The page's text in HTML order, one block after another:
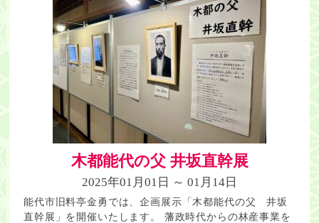
木都能代の父 井坂直幹展
2025年01月01日 ～ 01月14日
能代市旧料亭金勇では、企画展示「木都能代の父 井坂
直幹展」を開催いたします。 藩政時代からの林産事業を